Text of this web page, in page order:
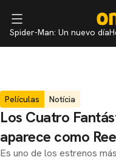
Spider-Man: Un nuevo día
Películas Notícia
Los Cuatro
aparece como
Es uno de los estrenos